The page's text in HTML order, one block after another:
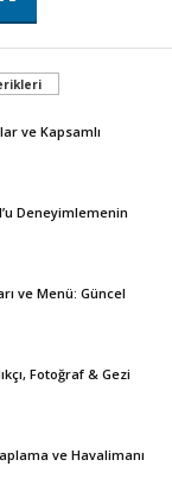
ve Kapsamlı
Deneyimlemenin
ve Menü: Güncel
Fotoğraf & Gezi
ve Havalimanı